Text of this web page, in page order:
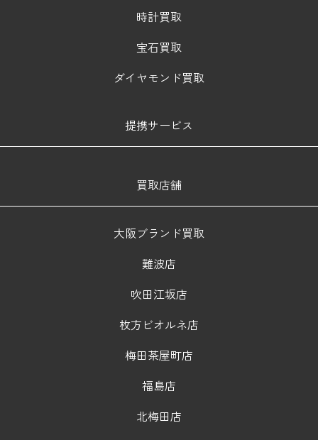
時計買取
宝石買取
ダイヤモンド買取
提携サービス
買取店舗
大阪ブランド買取
難波店
吹田江坂店
枚方ビオルネ店
梅田茶屋町店
福島店
北梅田店